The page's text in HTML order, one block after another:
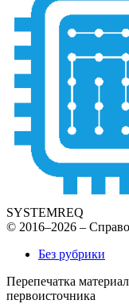
SYSTEMREQ
© 2016–2026 –
Без рубрики
Перепечатка
первоисточника